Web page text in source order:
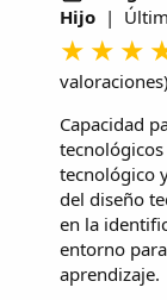
Hijo |
valoraciones)
Capacidad
tecnológico
del diseño
en la
entorno
aprendizaje.